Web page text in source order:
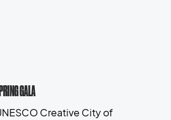
GALA
Creative City of